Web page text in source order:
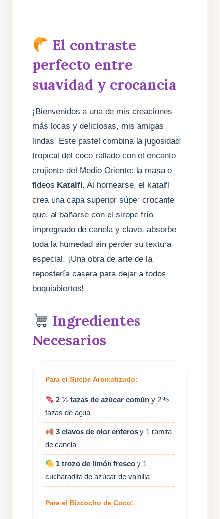
El contraste
perfecto entre
suavidad y crocancia
¡Bienvenidos a una de mis creaciones
más locas y deliciosas, mis amigas
lindas! Este pastel combina la jugosidad
tropical del coco rallado con el encanto
crujiente del Medio Oriente: la masa o
fideos Kataifi. Al hornearse, el kataifi
crea una capa superior súper crocante
que, al bañarse con el sirope frío
impregnado de canela y clavo, absorbe
toda la humedad sin perder su textura
especial. ¡Una obra de arte de la
repostería casera para dejar a todos
boquiabiertos!
Ingredientes
Necesarios
Para el Sirope Aromatizado:
2 ½ tazas de azúcar comúny 2 ½
tazas de agua
3 clavos de olor enterosy 1 ramita
de canela
1 trozo de limón frescoy 1
cucharadita de azúcar de vainilla
Para el Bizcocho de Coco: